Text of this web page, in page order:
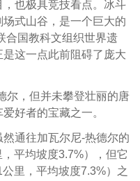
也极具竞技看点。冰斗
式山谷，是一个巨大的
合国教科文组织世界遗
这一点此前阻碍了庞大
尔，但并未攀登壮丽的唐
好者的宝藏之一。
通往加瓦尔尼-热德尔的
平均坡度3.7%），但它
里，平均坡度7.3%）之